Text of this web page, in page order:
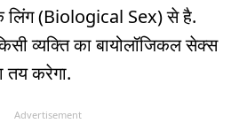
(Biological Sex) से है.
व्यक्ति का बायोलॉजिकल सेक्स
तय करेगा.
Advertisement